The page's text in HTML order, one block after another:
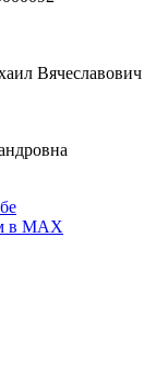
Вячеславович